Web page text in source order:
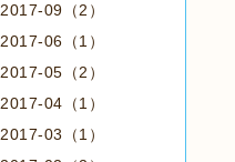
2017-09（2）
2017-06（1）
2017-05（2）
2017-04（1）
2017-03（1）